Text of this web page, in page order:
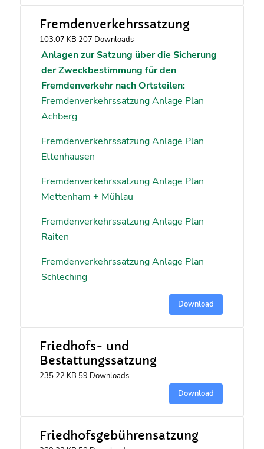
Fremdenverkehrssatzung
103.07 KB 207 Downloads
Anlagen zur Satzung über die Sicherung
der Zweckbestimmung für den
Fremdenverkehr nach Ortsteilen:
Fremdenverkehrssatzung Anlage Plan
Achberg
Fremdenverkehrssatzung Anlage Plan
Ettenhausen
Fremdenverkehrssatzung Anlage Plan
Mettenham + Mühlau
Fremdenverkehrssatzung Anlage Plan
Raiten
Fremdenverkehrssatzung Anlage Plan
Schleching
Download
Friedhofs- und
Bestattungssatzung
235.22 KB 59 Downloads
Download
Friedhofsgebührensatzung